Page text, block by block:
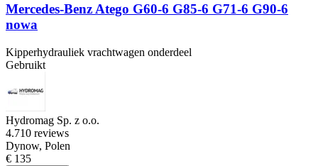
Mercedes-Benz Atego G60-6 G85-6 G71-6 G90-6
nowa
Kipperhydrauliek vrachtwagen onderdeel
Gebruikt
Hydromag Sp. z o.o.
4.710 reviews
Dynow, Polen
€ 135